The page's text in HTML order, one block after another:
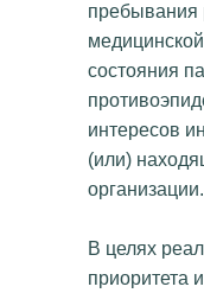
пребывания
состояния
интересов
(или)
организации.
В целях
приоритета